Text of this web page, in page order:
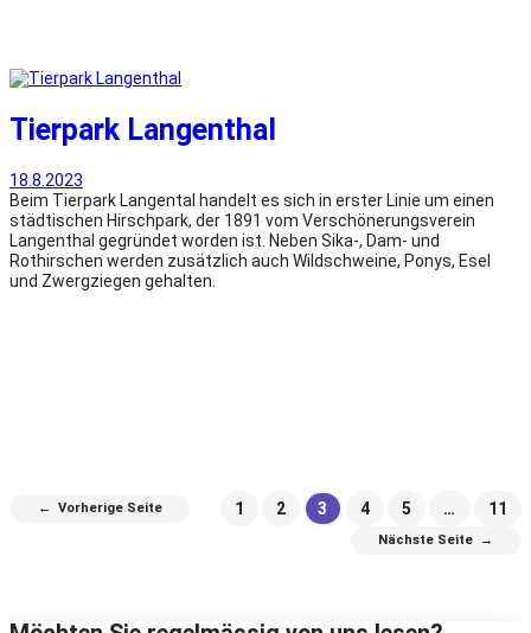
Tierpark Langenthal
18.8.2023
Beim Tierpark Langental handelt es sich in erster Linie um einen
städtischen Hirschpark, der 1891 vom Verschönerungsverein
Langenthal gegründet worden ist. Neben Sika-, Dam- und
Rothirschen werden zusätzlich auch Wildschweine, Ponys, Esel
und Zwergziegen gehalten.
← Vorherige Seite 1 2 3 4 5 … 11
Nächste Seite →